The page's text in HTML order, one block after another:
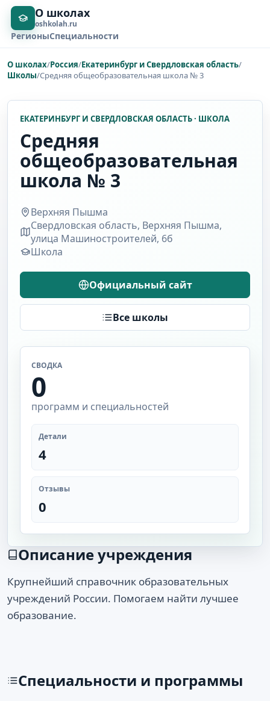
О школах
oshkolah.ru
РегионыСпециальности
О школах/Россия/Екатеринбург и Свердловская область/
Школы/Средняя общеобразовательная школа № 3
ЕКАТЕРИНБУРГ И СВЕРДЛОВСКАЯ ОБЛАСТЬ · ШКОЛА
Средняя
общеобразовательная
школа № 3
Верхняя Пышма
Свердловская область, Верхняя Пышма,
улица Машиностроителей, 6б
Школа
Официальный сайт
Все школы
СВОДКА
0
программ и специальностей
Детали
4
Отзывы
0
Описание учреждения
Крупнейший справочник образовательных
учреждений России. Помогаем найти лучшее
образование.
Специальности и программы